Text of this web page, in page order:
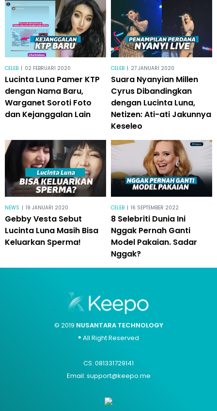
CELEB | 02 FEBRUARI 2020
Lucinta Luna Pamer KTP
dengan Nama Baru,
Warganet Soroti Foto
dan Kejanggalan Lain
CELEB | 27 JANUARI 2020
Suara Nyanyian Millen
Cyrus Dibandingkan
dengan Lucinta Luna,
Netizen: Ati-ati Jakunnya
Keseleo
NEWS | 19 JANUARI 2020
Gebby Vesta Sebut
Lucinta Luna Masih Bisa
Keluarkan Sperma!
CELEB | 16 SEPTEMBER 2022
8 Selebriti Dunia Ini
Nggak Pernah Ganti
Model Pakaian. Sadar
Nggak?
© 2019 NUSANTARA TECHNOLOGY
® All Right Reserved
CS: 081331729141
Email: support@keepo.me